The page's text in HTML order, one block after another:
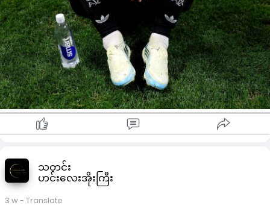
သတင်း
ဟင်းလေးအိုးကြီး
3 w- Translate